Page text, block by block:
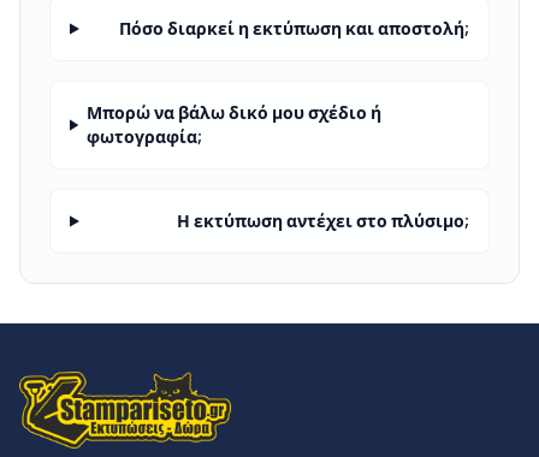
Πόσο διαρκεί η εκτύπωση και αποστολή;
Μπορώ να βάλω δικό μου σχέδιο ή
φωτογραφία;
Η εκτύπωση αντέχει στο πλύσιμο;